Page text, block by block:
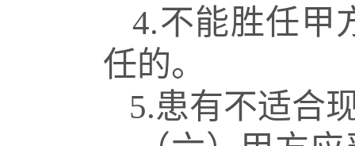
4.不能胜任甲
任的。
5.患有不适合